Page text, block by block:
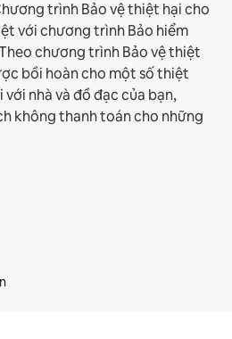
trình Bảo vệ thiệt hại cho
với chương trình Bảo hiểm
chương trình Bảo vệ thiệt
bồi hoàn cho một số thiệt
nhà và đồ đạc của bạn,
không thanh toán cho những